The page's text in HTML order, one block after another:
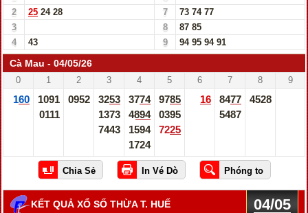
2
25 24 28 7 73 74 77
3
8 87 85
4
43 9 94 95 94 91
Cà Mau - 04/05/26
0 1 2 3 4 5 6 7 8 9
160
1091
0111
0952
3253
1373
7443
3774
4894
1594
1724
9785
0395
7225
16
8477
5487
4528
KẾT QUẢ XỔ SỐ THỪA T. HUẾ 04/05